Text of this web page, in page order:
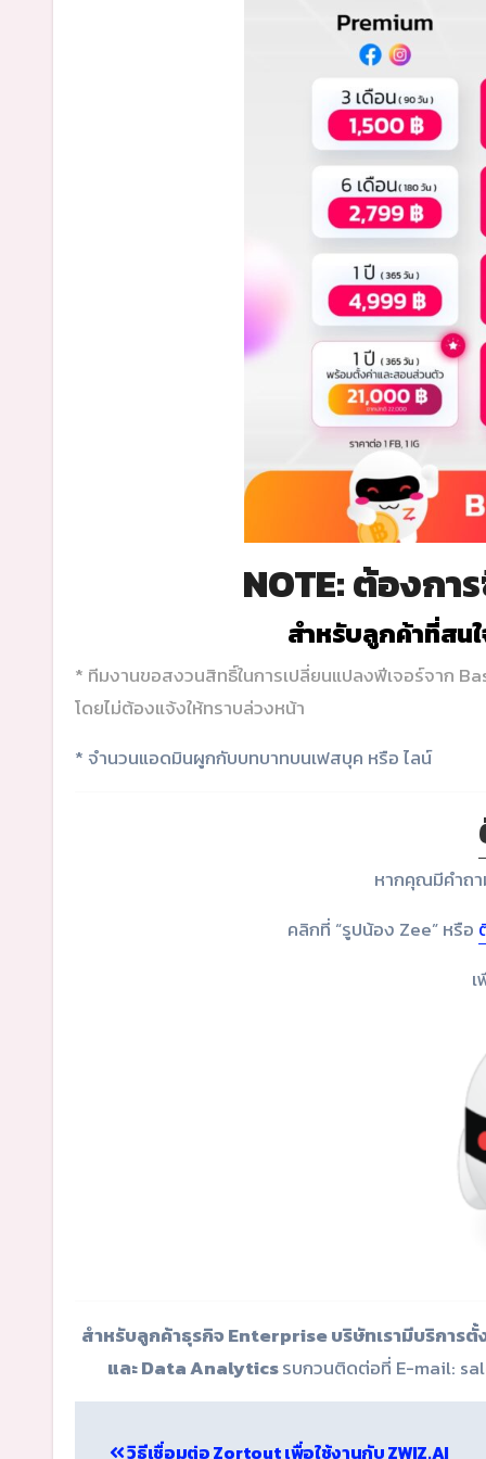
NOTE: ต้องกา
สำหรับลูกค้าที่สน
* ทีมงานขอสงวนสิทธิ์ในการเปลี่ยนแปลงฟีเจอร์จาก
โดยไม่ต้องแจ้งให้ทราบล่วงหน้า
* จำนวนแอดมินผูกกับบทบาทบนเฟสบุค หรือ ไลน์
หากคุณมีคำถ
คลิกที่ “รูปน้อง Zee” หรือ
สำหรับลูกค้าธุรกิจ Enterprise บริษัทเรามีบริกา
และ Data Analyticsรบกวนติดต่อที่ E-mail:
วิธีเชื่อมต่อ Zortout เพื่อใช้งานกับ ZWIZ.AI